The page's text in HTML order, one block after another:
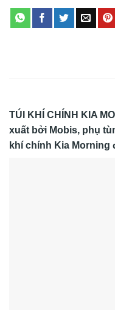
TÚI KHÍ CHÍNH KIA
xuất bởi Mobis, phụ
khí chính Kia Morning